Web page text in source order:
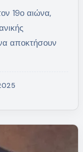
αποκτήσουν